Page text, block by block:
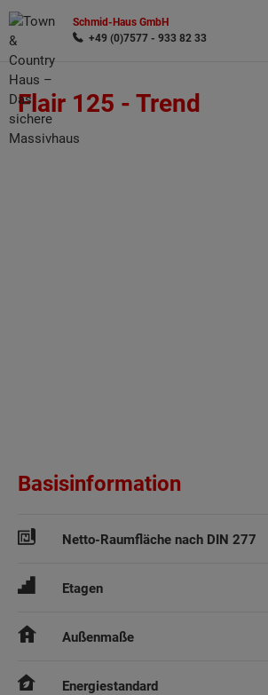
Schmid-Haus GmbH
+49 (0)7577 - 933 82 33
Flair 125 - Trend
Basisinformation
Netto-Raumfläche nach DIN 277
Etagen
Außenmaße
Energiestandard
Wonach möchten Sie suchen?